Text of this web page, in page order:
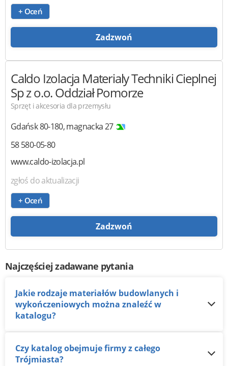
+ Oceń
Zadzwoń
Caldo Izolacja Materialy Techniki Cieplnej
Sp z o.o.Oddział Pomorze
Sprzęt i akcesoria dla przemysłu
Gdańsk80-180,magnacka 27
58 580-05-80
www.caldo-izolacja.pl
zgłoś do aktualizacji
+ Oceń
Zadzwoń
Najczęściej zadawane pytania
Jakie rodzaje materiałów budowlanych i
wykończeniowych można znaleźć w
katalogu?
Czy katalog obejmuje firmy z całego
Trójmiasta?